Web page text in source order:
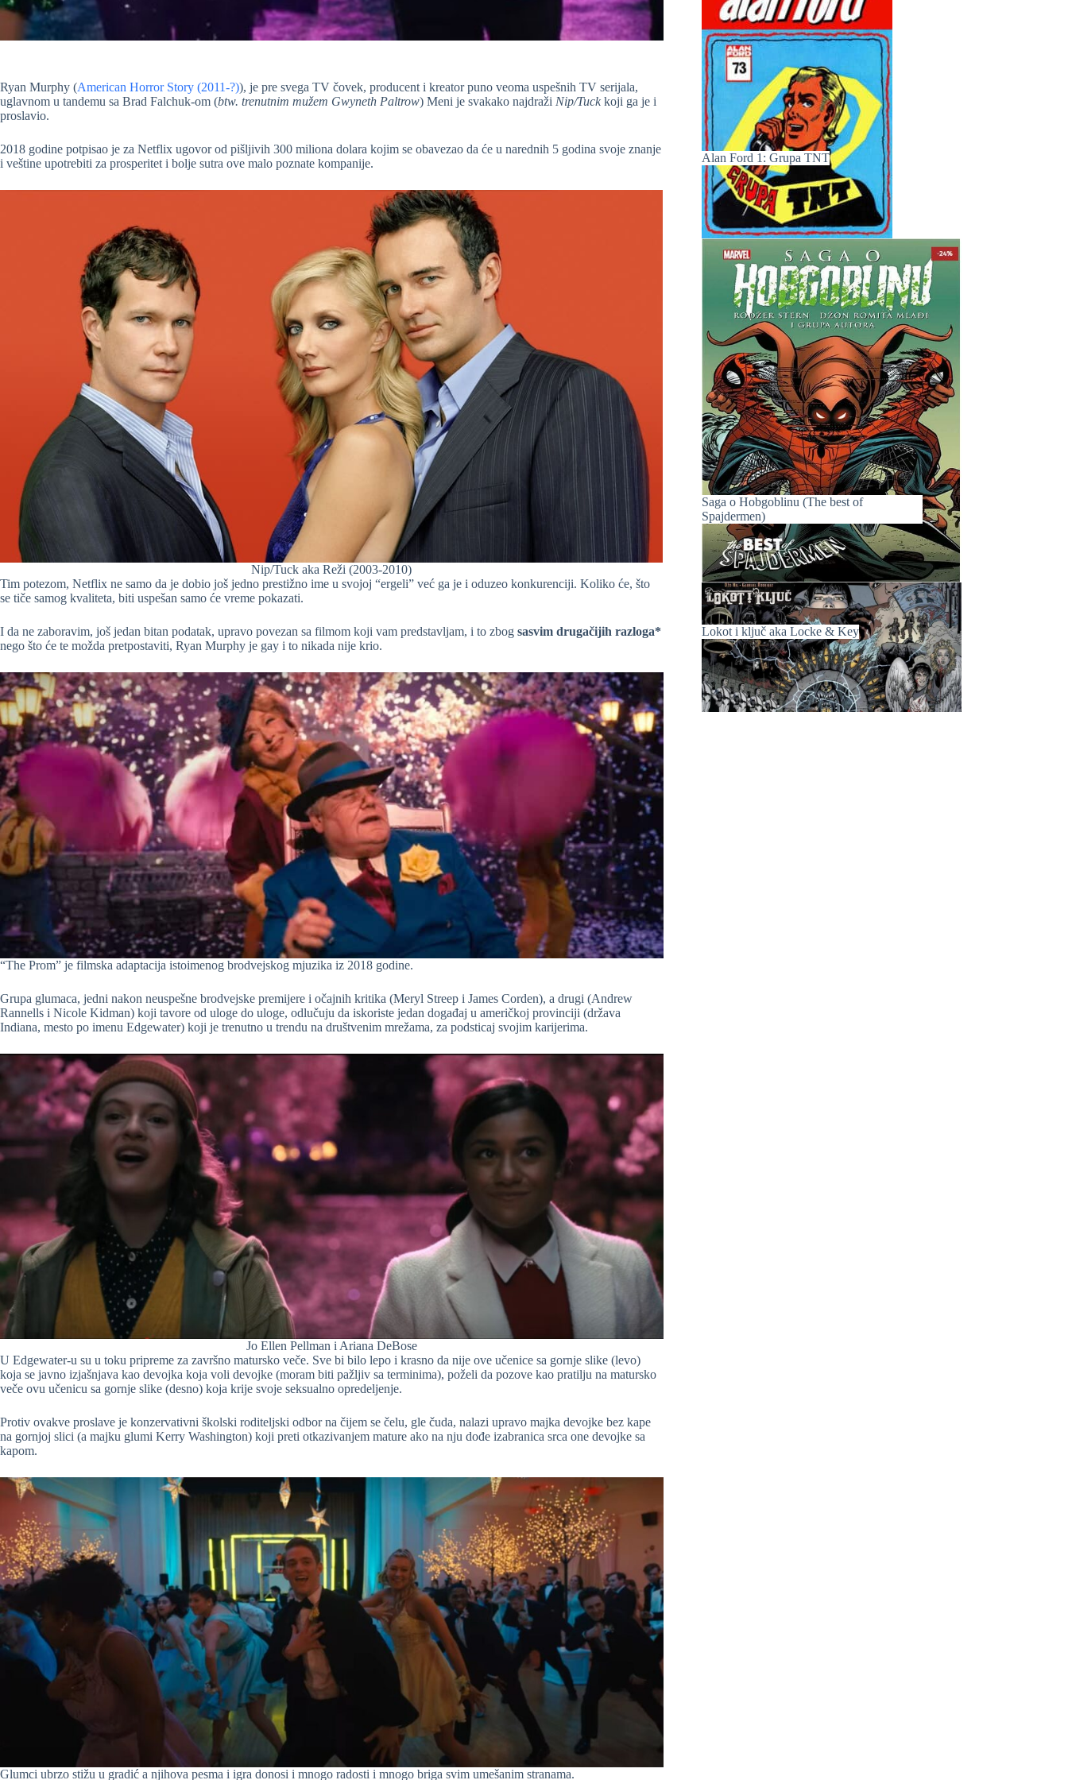
Ryan Murphy (American Horror Story (2011-?)), je pre svega TV čovek, producent i kreator puno veoma uspešnih TV serijala,
uglavnom u tandemu sa Brad Falchuk-om (btw. trenutnim mužem Gwyneth Paltrow) Meni je svakako najdraži Nip/Tuck koji ga je i
proslavio.
2018 godine potpisao je za Netflix ugovor od pišljivih 300 miliona dolara kojim se obavezao da će u narednih 5 godina svoje znanje
i veštine upotrebiti za prosperitet i bolje sutra ove malo poznate kompanije.
Nip/Tuck aka Reži (2003-2010)
Tim potezom, Netflix ne samo da je dobio još jedno prestižno ime u svojoj “ergeli” već ga je i oduzeo konkurenciji. Koliko će, što
se tiče samog kvaliteta, biti uspešan samo će vreme pokazati.
I da ne zaboravim, još jedan bitan podatak, upravo povezan sa filmom koji vam predstavljam, i to zbog sasvim drugačijih razloga*
nego što će te možda pretpostaviti, Ryan Murphy je gay i to nikada nije krio.
“The Prom” je filmska adaptacija istoimenog brodvejskog mjuzika iz 2018 godine.
Grupa glumaca, jedni nakon neuspešne brodvejske premijere i očajnih kritika (Meryl Streep i James Corden), a drugi (Andrew
Rannells i Nicole Kidman) koji tavore od uloge do uloge, odlučuju da iskoriste jedan događaj u američkoj provinciji (država
Indiana, mesto po imenu Edgewater) koji je trenutno u trendu na društvenim mrežama, za podsticaj svojim karijerima.
Jo Ellen Pellman i Ariana DeBose
U Edgewater-u su u toku pripreme za završno matursko veče. Sve bi bilo lepo i krasno da nije ove učenice sa gornje slike (levo)
koja se javno izjašnjava kao devojka koja voli devojke (moram biti pažljiv sa terminima), poželi da pozove kao pratilju na matursko
veče ovu učenicu sa gornje slike (desno) koja krije svoje seksualno opredeljenje.
Protiv ovakve proslave je konzervativni školski roditeljski odbor na čijem se čelu, gle čuda, nalazi upravo majka devojke bez kape
na gornjoj slici (a majku glumi Kerry Washington) koji preti otkazivanjem mature ako na nju dođe izabranica srca one devojke sa
kapom.
Glumci ubrzo stižu u gradić a njihova pesma i igra donosi i mnogo radosti i mnogo briga svim umešanim stranama.
Alan Ford 1: Grupa TNT
Saga o Hobgoblinu (The best of
Spajdermen)
Lokot i ključ aka Locke & Key